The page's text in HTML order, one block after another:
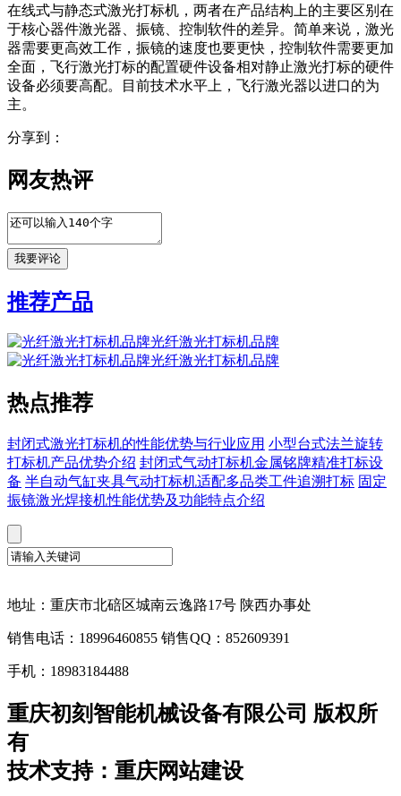
在线式与静态式激光打标机，两者在产品结构上的主要区别在
于核心器件激光器、振镜、控制软件的差异。简单来说，激光
器需要更高效工作，振镜的速度也要更快，控制软件需要更加
全面，飞行激光打标的配置硬件设备相对静止激光打标的硬件
设备必须要高配。目前技术水平上，飞行激光器以进口的为
主。
分享到：
网友热评
推荐产品
光纤激光打标机品牌
光纤激光打标机品牌
热点推荐
封闭式激光打标机的性能优势与行业应用 小型台式法兰旋转
打标机产品优势介绍 封闭式气动打标机金属铭牌精准打标设
备 半自动气缸夹具气动打标机适配多品类工件追溯打标 固定
振镜激光焊接机性能优势及功能特点介绍
地址：重庆市北碚区城南云逸路17号 陕西办事处
销售电话：18996460855 销售QQ：852609391
手机：18983184488
重庆初刻智能机械设备有限公司 版权所
有
技术支持：重庆网站建设